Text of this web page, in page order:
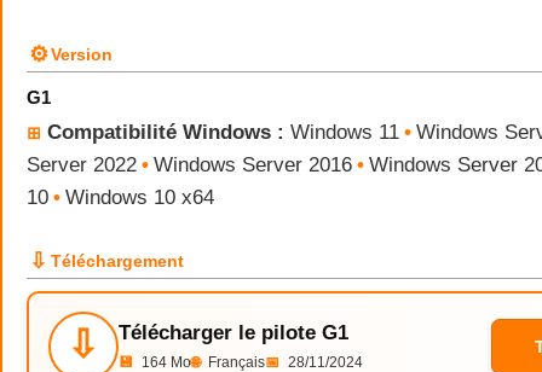
⚙Version
G1
⊞ Compatibilité Windows : Windows 11 • Windows
Server 2022 • Windows Server 2016 • Windows Server
10 • Windows 10 x64
⇩ Téléchargement
⇩ Télécharger le pilote G1
💾 164 Mo🌐 Français📅 28/11/2024